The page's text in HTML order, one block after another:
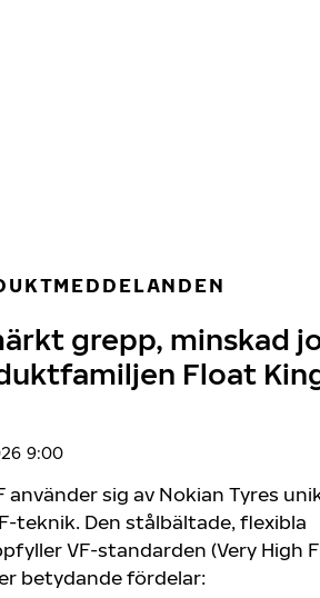
grepp, minskad
Float
9:00
använder sig av Nokian Tyres
teknik. Den stålbältade, flexibla
VF-standarden (Very High
betydande fördelar: